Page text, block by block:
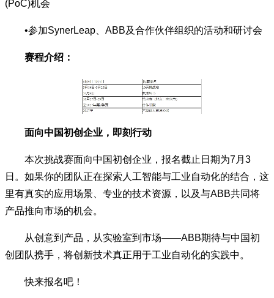
(PoC)机会
•参加SynerLeap、ABB及合作伙伴组织的活动和研讨会
赛程介绍：
面向中国初创企业，即刻行动
本次挑战赛面向中国初创企业，报名截止日期为7月3
日。如果你的团队正在探索人工智能与工业自动化的结合，这
里有真实的应用场景、专业的技术资源，以及与ABB共同将
产品推向市场的机会。
从创意到产品，从实验室到市场——ABB期待与中国初
创团队携手，将创新技术真正用于工业自动化的实践中。
快来报名吧！